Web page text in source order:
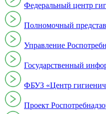
Федеральный центр
Полномочный
Управление
Государственный
ФБУЗ «Центр
Проект